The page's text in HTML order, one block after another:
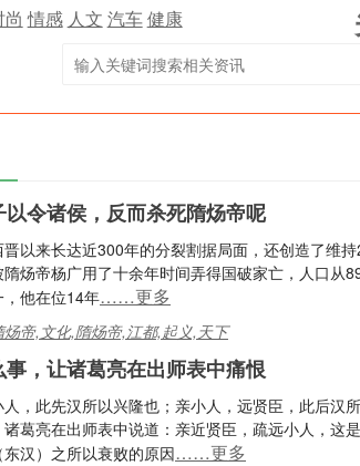
尚 情感 人文 汽车健康
令诸侯，反而杀死隋炀帝呢
以来长达近300年的分裂割据局面，还创造了维
炀帝杨广用了十余年时间弄得国破家亡，人口从
他在位14年……更多
炀帝,文化,隋炀帝,江都,起义,天下
，让诸葛亮在出师表中痛恨
人，此先汉所以兴隆也；亲小人，远贤臣，此后汉
葛亮在出师表中说道：亲近贤臣，疏远小人，这
汉）之所以衰败的原因……更多